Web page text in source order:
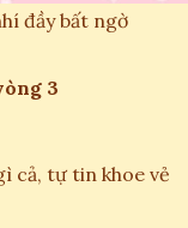
đầy bất ngờ
3
cả, tự tin khoe vẻ